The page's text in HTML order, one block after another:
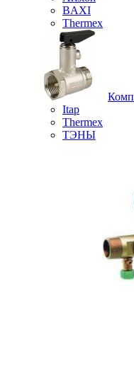
BAXI
Thermex
Itap
Thermex
ТЭНЫ